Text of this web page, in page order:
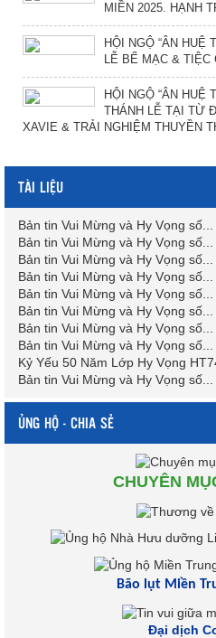
MIỀN 2025. HẠNH
HỘI NGỘ “ÂN HUỆ
LỄ BẾ MẠC & TIỆC
HỘI NGỘ “ÂN HUỆ
THÁNH LỄ TẠI TỪ
XAVIE & TRẢI NGHIỆM THUYỀN
TÀI LIỆU
Bản tin Vui Mừng và Hy Vọng số...
Bản tin Vui Mừng và Hy Vọng số...
Bản tin Vui Mừng và Hy Vọng số...
Bản tin Vui Mừng và Hy Vọng số...
Bản tin Vui Mừng và Hy Vọng số...
Bản tin Vui Mừng và Hy Vọng số...
Bản tin Vui Mừng và Hy Vọng số...
Bản tin Vui Mừng và Hy Vọng số...
Kỷ Yếu 50 Năm Lớp Hy Vọng
Bản tin Vui Mừng và Hy Vọng số...
ỦNG HỘ - CHIA SẺ
CHUYÊN
Bão lụt Miền
Đại dịch